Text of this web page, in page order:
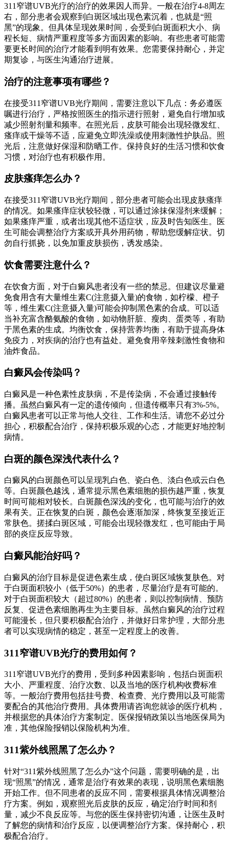
311窄谱UVB光疗的治疗的效果因人而异。一般在治疗4-8周左
右，部分患者会观察到白斑区域出现色素沉着，也就是“照
黑”的现象。但具体呈现效果时间，会受到白斑面积大小、病
程长短、病情严重程度等多方面因素的影响。有些患者可能需
要更长时间的治疗才能看到明有效果。您需要保持耐心，并定
期复诊，与医生沟通治疗进展。
治疗的注意事项有哪些？
在接受311窄谱UVB光疗期间，需要注意以下几点：务必遵医
嘱进行治疗，严格按照医生的指示进行照射，避免自行增加或
减少照射剂量和频率。在照光后，皮肤可能会出现轻微发红、
瘙痒或干燥等不适，应避免立即洗澡或使用刺激性护肤品。照
光后，注意做好保湿和防晒工作。保持良好的生活习惯和饮食
习惯，对治疗也有积极作用。
皮肤瘙痒怎么办？
在接受311窄谱UVB光疗期间，部分患者可能会出现皮肤瘙痒
的情况。如果瘙痒症状较轻微，可以通过涂抹保湿剂来缓解；
如果瘙痒严重，或者出现其他不适症状，应及时告知医生。医
生可能会调整治疗方案或开具外用药物，帮助您缓解症状。切
勿自行抓挠，以免加重皮肤损伤，诱发感染。
饮食需要注意什么？
在饮食方面，对于白癜风患者没有一些的禁忌。但建议尽量避
免食用含有大量维生素C(注意摄入量)的食物，如柠檬、橙子
等，维生素C(注意摄入量)可能会抑制黑色素的合成。可以适
当补充富含酪氨酸的食物，如动物肝脏、瘦肉、蛋类等，有助
于黑色素的生成。均衡饮食，保持营养均衡，有助于提高身体
免疫力，对疾病的治疗也有益处。避免食用辛辣刺激性食物和
油炸食品。
白癜风会传染吗？
白癜风是一种色素性皮肤病，不是传染病，不会通过接触传
播。虽然白癜风有一定的遗传倾向，但遗传概率只有3%-5%。
白癜风患者可以正常与他人交往、工作和生活。请您不必过分
担心，积极配合治疗，保持积极乐观的心态，才能更好地控制
病情。
白斑的颜色深浅代表什么？
白癜风的白斑颜色可以呈现乳白色、瓷白色、淡白色或云白色
等。白斑颜色越浅，通常提示黑色素细胞的损伤越严重，恢复
时间可能相对较长。白斑颜色深浅的变化，也可能与治疗的效
果有关。正在恢复的白斑，颜色会逐渐加深，终恢复至接近正
常肤色。搓揉白斑区域，可能会出现轻微发红，也可能由于局
部的炎症反应导致。
白癜风能治好吗？
白癜风的治疗目标是促进色素生成，使白斑区域恢复肤色。对
于白斑面积较小（低于50%）的患者，尽量治疗是有可能的。
对于白斑面积较大（超过80%）的患者，则以控制病情、预防
反复、促进色素细胞再生为主要目标。虽然白癜风的治疗过程
可能漫长，但只要积极配合治疗，并做好日常护理，大部分患
者可以实现病情的稳定，甚至一定程度上的改善。
311窄谱UVB光疗的费用如何？
311窄谱UVB光疗的费用，受到多种因素影响，包括白斑面积
大小、严重程度、治疗次数、以及当地的医疗机构收费标准
等。一般治疗费用包括挂号费、检查费、光疗费用以及可能需
要配合的其他治疗费用。具体费用请咨询您就诊的医疗机构，
并根据您的具体治疗方案制定。医保报销政策以当地医保局为
准，其他保险报销以保险机构为准。
311紫外线照黑了怎么办？
针对“311紫外线照黑了怎么办”这个问题，需要明确的是，出
现“照黑”的情况，通常是治疗有效果的表现，说明黑色素细胞
开始工作。但不同患者的反应不同，需要根据具体情况调整治
疗方案。例如，观察照光后皮肤的反应，确定治疗时间和剂
量，减少不良反应等。与您的医生保持密切沟通，让医生及时
了解您的病情和治疗反应，以便调整治疗方案。保持耐心，积
极配合治疗。